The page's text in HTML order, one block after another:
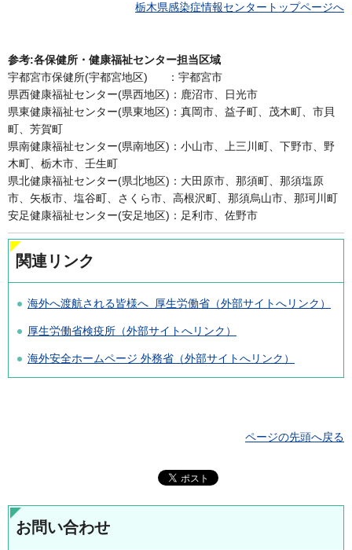
栃木県感染症情報センタートップページへ
参考:各保健所・健康福祉センター担当区域
宇都宮市保健所(宇都宮地区) ：宇都宮市
県西健康福祉センター(県西地区)：鹿沼市、日光市
県東健康福祉センター(県東地区)：真岡市、益子町、茂木町、市貝
町、芳賀町
県南健康福祉センター(県南地区)：小山市、上三川町、下野市、野
木町、栃木市、壬生町
県北健康福祉センター(県北地区)：大田原市、那須町、那須塩原
市、矢板市、塩谷町、さくら市、高根沢町、那須烏山市、那珂川町
安足健康福祉センター(安足地区)：足利市、佐野市
関連リンク
海外へ渡航される皆様へ 厚生労働省（外部サイトへリンク）
厚生労働省検疫所（外部サイトへリンク）
海外安全ホームページ 外務省（外部サイトへリンク）
ページの先頭へ戻る
お問い合わせ